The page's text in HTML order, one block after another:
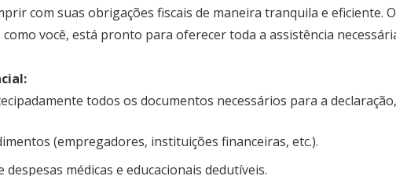
com suas obrigações fiscais de maneira tranquila e eficiente.
você, está pronto para oferecer toda a assistência
todos os documentos necessários para a
(empregadores, instituições financeiras, etc.).
despesas médicas e educacionais dedutíveis.